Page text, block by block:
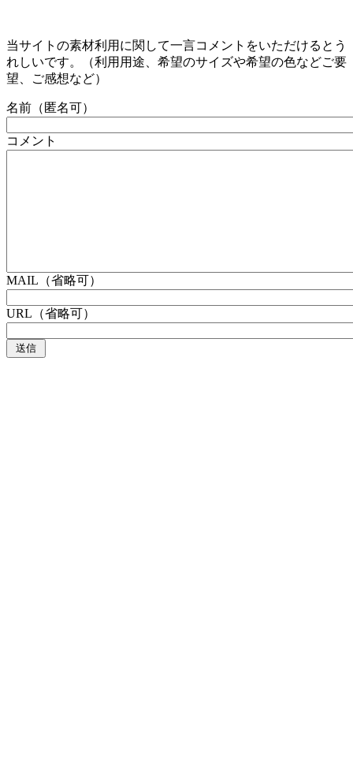
当サイトの素材利用に関して一言コメントをいただけるとう
れしいです。（利用用途、希望のサイズや希望の色などご要
望、ご感想など）
名前（匿名可）
コメント
MAIL（省略可）
URL（省略可）